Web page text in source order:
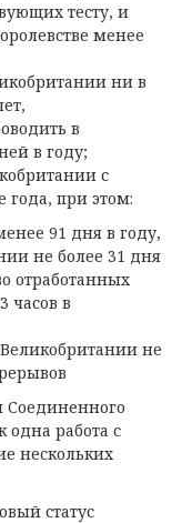
тесту, и
менее
ни в
в
в году;
с
года, при этом:
91 дня в году,
не более 31 дня
отработанных
часов в
не
Соединенного
одна работа с
нескольких
статус